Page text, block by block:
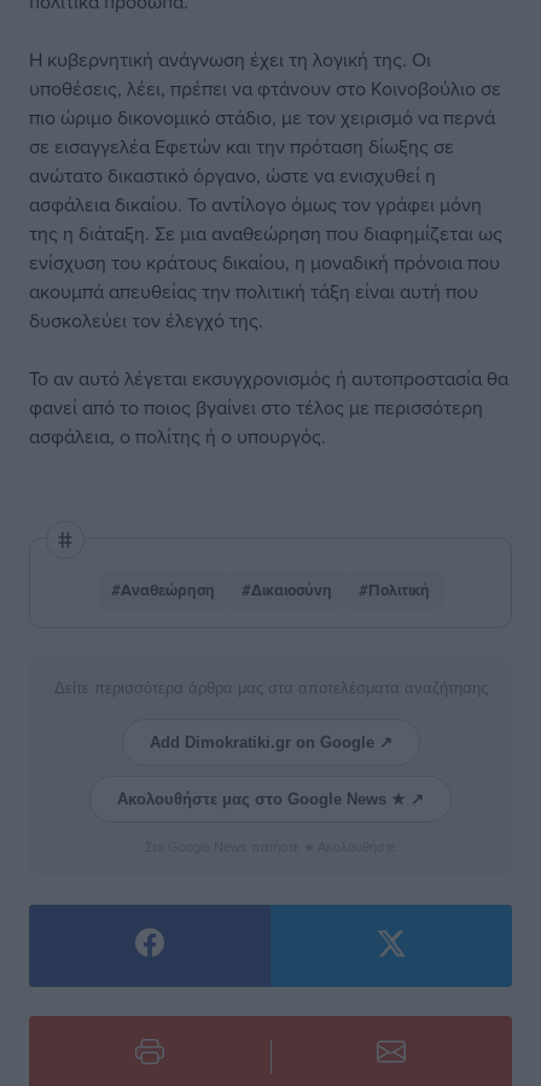
Η κυβερνητική ανάγνωση έχει τη λογική της. Οι
υποθέσεις, λέει, πρέπει να φτάνουν στο Κοινοβούλιο σε
πιο ώριμο δικονομικό στάδιο, με τον χειρισμό να περνά
σε εισαγγελέα Εφετών και την πρόταση δίωξης σε
ανώτατο δικαστικό όργανο, ώστε να ενισχυθεί η
ασφάλεια δικαίου. Το αντίλογο όμως τον γράφει μόνη
της η διάταξη. Σε μια αναθεώρηση που διαφημίζεται ως
ενίσχυση του κράτους δικαίου, η μοναδική πρόνοια που
ακουμπά απευθείας την πολιτική τάξη είναι αυτή που
δυσκολεύει τον έλεγχό της.
Το αν αυτό λέγεται εκσυγχρονισμός ή αυτοπροστασία θα
φανεί από το ποιος βγαίνει στο τέλος με περισσότερη
ασφάλεια, ο πολίτης ή ο υπουργός.
#Αναθεώρηση #Δικαιοσύνη #Πολιτική
Δείτε περισσότερα άρθρα μας στα αποτελέσματα αναζήτησης
Add Dimokratiki.gr on Google ↗
Ακολουθήστε μας στο Google News ★ ↗